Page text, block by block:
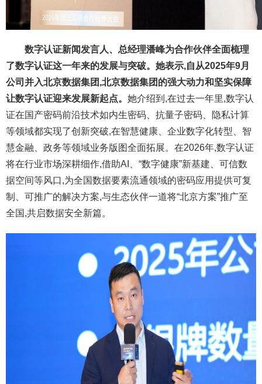
数字认证新闻发言人、总经理潘峰为合作伙伴全面梳理
了数字认证这一年来的发展与突破。她表示,自从2025年9月
公司并入北京数据集团,北京数据集团的强大动力和坚实保障
让数字认证迎来发展新起点。 她介绍到,在过去一年里,数字认
证在国产密码前沿技术如内生密码、抗量子密码、隐私计算
等领域都实现了创新突破,在智慧健康、企业数字化转型、智
慧金融、政务等领域业务版图全面拓展。在2026年,数字认证
将在行业市场深耕细作,借助AI、“数字健康”新基建、可信数
据空间等风口,为全国数据要素流通领域的密码应用提供可复
制、可推广的解决方案,与生态伙伴一道将“北京方案”推广至
全国,共启数据安全新篇。